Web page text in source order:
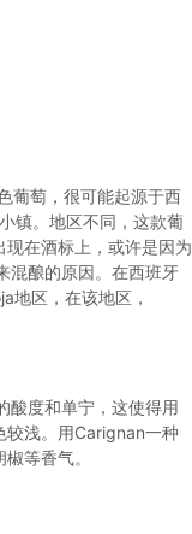
葡萄，很可能起源于西
镇。地区不同，这款葡
在酒标上，或许是因为
混酿的原因。在西班牙
地区，在该地区，
酸度和单宁，这使得用
较浅。用Carignan一种
等香气。